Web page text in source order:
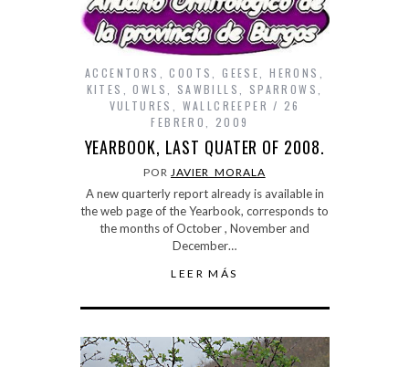
ACCENTORS ,COOTS,GEESE,HERONS ,
KITES ,OWLS, SAWBILLS, SPARROWS,
VULTURES , WALLCREEPER
26
FEBRERO, 2009
YEARBOOK, LAST QUATER OF 2008.
POR JAVIER_MORALA
A new quarterly report already is available in
the web page of the Yearbook, corresponds to
the months of October , November and
December…
LEER MÁS